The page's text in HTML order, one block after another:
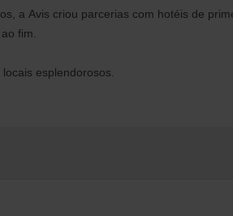
a Avis criou parcerias com hotéis de
fim.
esplendorosos.